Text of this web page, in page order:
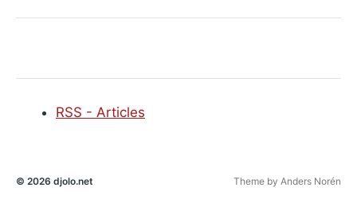
RSS - Articles
© 2026 djolo.net Theme by Anders Norén